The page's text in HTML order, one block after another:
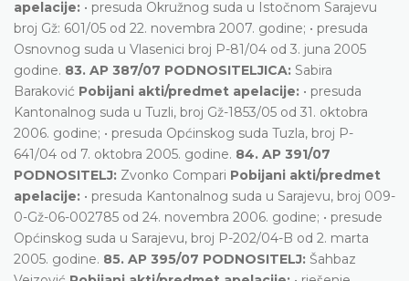
apelacije: • presuda Okružnog suda u Istočnom Sarajevu
broj Gž: 601/05 оd 22. novembra 2007. godine; • presuda
Osnovnog suda u Vlasenici broj P-81/04 od 3. juna 2005
godine. 83. AP 387/07 PODNOSITELJICA: Sabira
Baraković Pobijani akti/predmet apelacije: • presuda
Kantonalnog suda u Tuzli, broj Gž-1853/05 od 31. oktobra
2006. godine; • presuda Općinskog suda Tuzla, broj P-
641/04 od 7. oktobra 2005. godine. 84. AP 391/07
PODNOSITELJ: Zvonko Compari Pobijani akti/predmet
apelacije: • presuda Kantonalnog suda u Sarajevu, broj 009-
0-Gž-06-002785 od 24. novembra 2006. godine; • presude
Općinskog suda u Sarajevu, broj P-202/04-B od 2. marta
2005. godine. 85. AP 395/07 PODNOSITELJ: Šahbaz